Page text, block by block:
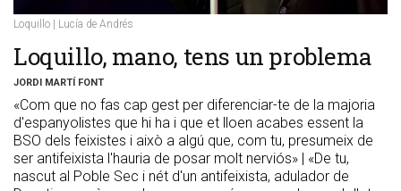
Loquillo | Lucía de Andrés
​Loquillo, mano, tens un problema
JORDI MARTÍ FONT
«Com que no fas cap gest per diferenciar-te de la majoria
d'espanyolistes que hi ha i que et lloen acabes essent la
BSO dels feixistes i això a algú que, com tu, presumeix de
ser antifeixista l'hauria de posar molt nerviós» | «De tu,
nascut al Poble Sec i nét d'un antifeixista, adulador de